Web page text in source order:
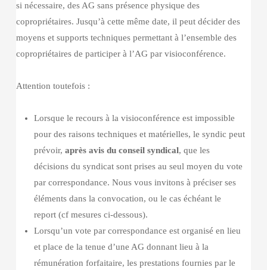
si nécessaire, des AG sans présence physique des
copropriétaires. Jusqu’à cette même date, il peut décider des
moyens et supports techniques permettant à l’ensemble des
copropriétaires de participer à l’AG par visioconférence.
Attention toutefois :
Lorsque le recours à la visioconférence est impossible
pour des raisons techniques et matérielles, le syndic peut
prévoir, après avis du conseil syndical, que les
décisions du syndicat sont prises au seul moyen du vote
par correspondance. Nous vous invitons à préciser ses
éléments dans la convocation, ou le cas échéant le
report (cf mesures ci-dessous).
Lorsqu’un vote par correspondance est organisé en lieu
et place de la tenue d’une AG donnant lieu à la
rémunération forfaitaire, les prestations fournies par le